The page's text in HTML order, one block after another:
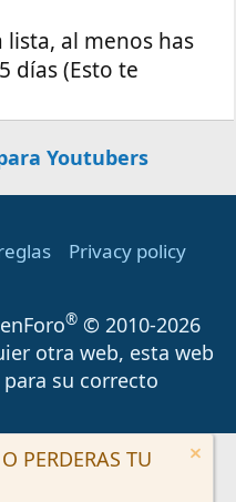
al menos has
días (Esto te
Youtubers
Privacy policy
® © 2010-2026
otra web, esta web
su correcto
O PERDERAS TU